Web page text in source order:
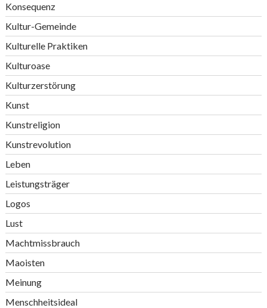
Konsequenz
Kultur-Gemeinde
Kulturelle Praktiken
Kulturoase
Kulturzerstörung
Kunst
Kunstreligion
Kunstrevolution
Leben
Leistungsträger
Logos
Lust
Machtmissbrauch
Maoisten
Meinung
Menschheitsideal